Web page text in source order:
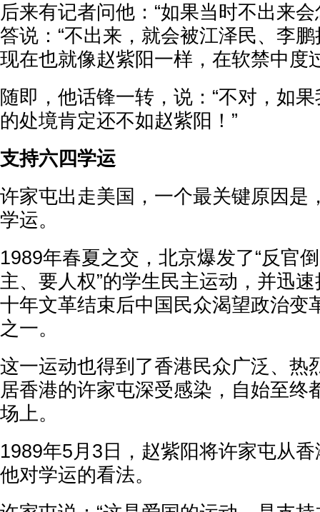
后来有记者问他：“如果当时不出来
答说：“不出来，就会被江泽民、李
现在也就像赵紫阳一样，在软禁中度
随即，他话锋一转，说：“不对，如
的处境肯定还不如赵紫阳！”
支持六四学运
许家屯出走美国，一个最关键原因是
学运。
1989年春夏之交，北京爆发了“反官
主、要人权”的学生民主运动，并迅
十年文革结束后中国民众渴望政治变
之一。
这一运动也得到了香港民众广泛、热
居香港的许家屯深受感染，自始至终
场上。
1989年5月3日，赵紫阳将许家屯从
他对学运的看法。